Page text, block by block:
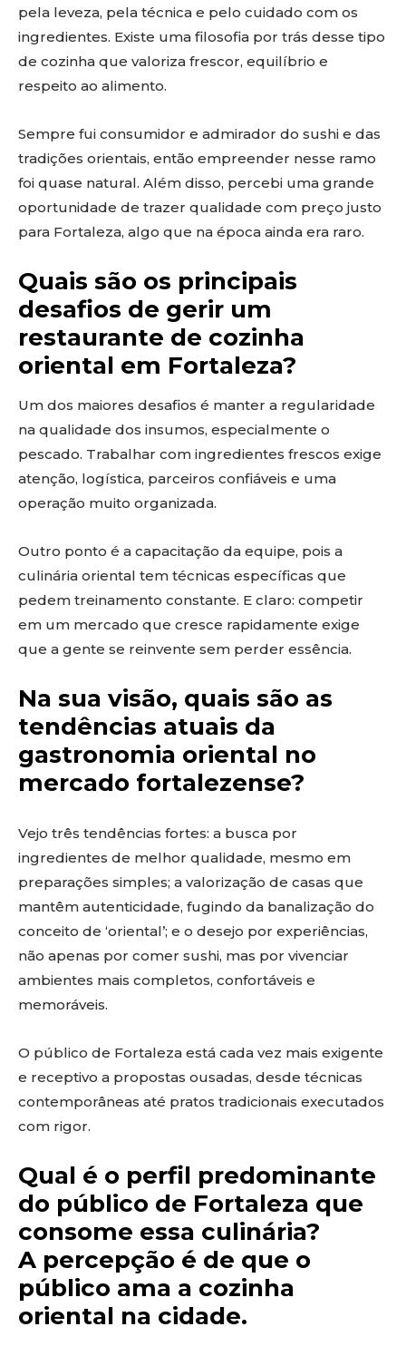
pela leveza, pela técnica e pelo cuidado com os
ingredientes. Existe uma filosofia por trás desse tipo
de cozinha que valoriza frescor, equilíbrio e
respeito ao alimento.
Sempre fui consumidor e admirador do sushi e das
tradições orientais, então empreender nesse ramo
foi quase natural. Além disso, percebi uma grande
oportunidade de trazer qualidade com preço justo
para Fortaleza, algo que na época ainda era raro.
Quais são os principais
desafios de gerir um
restaurante de cozinha
oriental em Fortaleza?
Um dos maiores desafios é manter a regularidade
na qualidade dos insumos, especialmente o
pescado. Trabalhar com ingredientes frescos exige
atenção, logística, parceiros confiáveis e uma
operação muito organizada.
Outro ponto é a capacitação da equipe, pois a
culinária oriental tem técnicas específicas que
pedem treinamento constante. E claro: competir
em um mercado que cresce rapidamente exige
que a gente se reinvente sem perder essência.
Na sua visão, quais são as
tendências atuais da
gastronomia oriental no
mercado fortalezense?
Vejo três tendências fortes: a busca por
ingredientes de melhor qualidade, mesmo em
preparações simples; a valorização de casas que
mantêm autenticidade, fugindo da banalização do
conceito de ‘oriental’; e o desejo por experiências,
não apenas por comer sushi, mas por vivenciar
ambientes mais completos, confortáveis e
memoráveis.
O público de Fortaleza está cada vez mais exigente
e receptivo a propostas ousadas, desde técnicas
contemporâneas até pratos tradicionais executados
com rigor.
Qual é o perfil predominante
do público de Fortaleza que
consome essa culinária?
A percepção é de que o
público ama a cozinha
oriental na cidade.